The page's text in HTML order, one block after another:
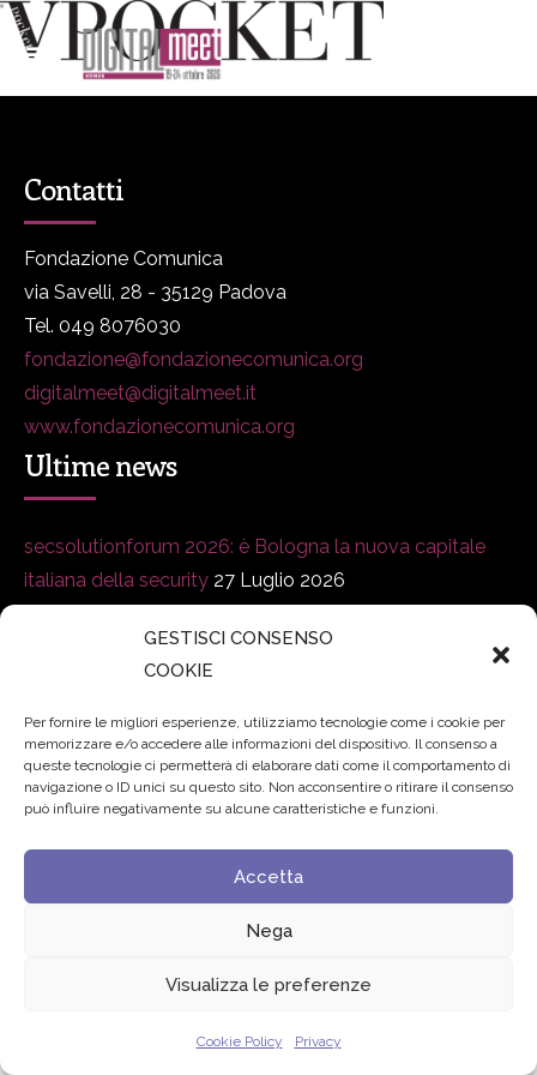
GESTISCI CONSENSO
COOKIE
Per fornire le migliori esperienze, utilizziamo tecnologie come i cookie per
memorizzare e/o accedere alle informazioni del dispositivo. Il consenso a
queste tecnologie ci permetterà di elaborare dati come il comportamento di
navigazione o ID unici su questo sito. Non acconsentire o ritirare il consenso
può influire negativamente su alcune caratteristiche e funzioni.
Accetta
Nega
Visualizza le preferenze
Cookie Policy Privacy
Contatti
Fondazione Comunica
via Savelli, 28 - 35129 Padova
Tel. 049 8076030
fondazione@fondazionecomunica.org
digitalmeet@digitalmeet.it
www.fondazionecomunica.org
Ultime news
secsolutionforum 2026: è Bologna la nuova capitale
italiana della security 27 Luglio 2026
Padre Benanti: «Intelligenza artificiale? Contro i nuovi
algoritmi del potere serve una governance condivisa»
Edvance – Digital Education Hub Higher Education 15
Giugno 2026